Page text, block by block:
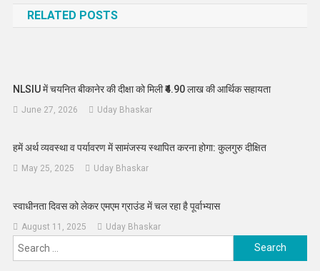
RELATED POSTS
NLSIU में चयनित बीकानेर की दीक्षा को मिली ₹4.90 लाख की आर्थिक सहायता
June 27, 2026 Uday Bhaskar
हमें अर्थ व्यवस्था व पर्यावरण में सामंजस्य स्थापित करना होगा: कुलगुरु दीक्षित
May 25, 2025 Uday Bhaskar
स्वाधीनता दिवस को लेकर एमएम ग्राउंड में चल रहा है पूर्वाभ्यास
August 11, 2025 Uday Bhaskar
Search
for: